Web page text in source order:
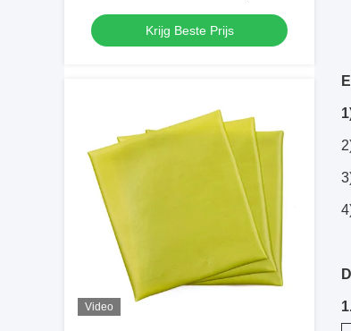
Sushiomslag voor Reastaurant
Krijg Beste Prijs
Video